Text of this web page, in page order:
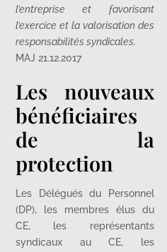
l’entreprise et favorisant
l’exercice et la valorisation des
responsabilités syndicales.
MAJ 21.12.2017
Les nouveaux
bénéficiaires
de la
protection
Les Délégués du Personnel
(DP), les membres élus du
CE, les représentants
syndicaux au CE, les